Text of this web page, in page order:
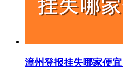
漳州登报挂失哪家便